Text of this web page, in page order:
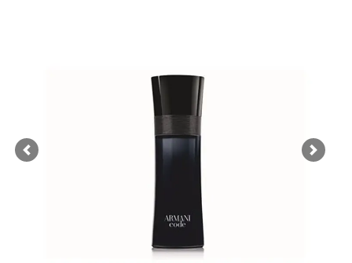
Previous Next